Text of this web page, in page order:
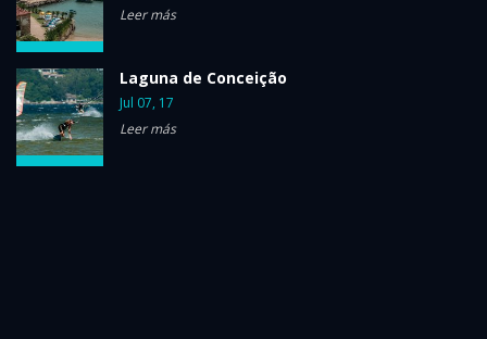
Leer más
Laguna de Conceição
Jul 07, 17
Leer más